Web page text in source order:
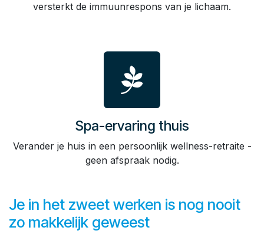
versterkt de immuunrespons van je lichaam.
Spa-ervaring thuis
Verander je huis in een persoonlijk wellness-retraite -
geen afspraak nodig.
Je in het zweet werken is nog nooit
zo makkelijk geweest